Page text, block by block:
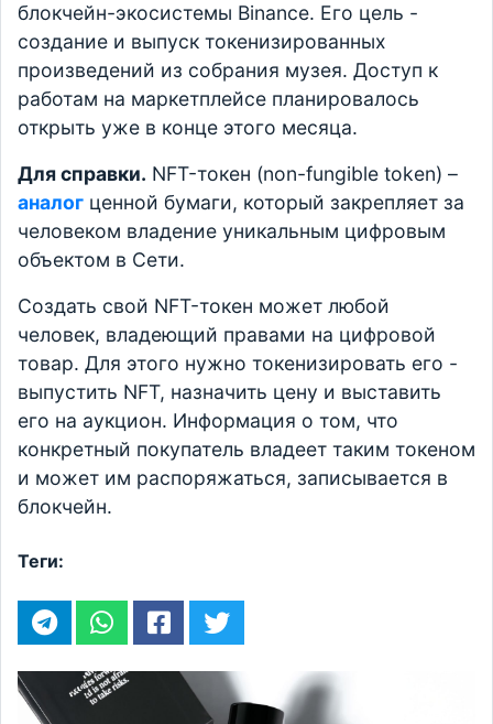
блокчейн-экосистемы Binance. Его цель -
создание и выпуск токенизированных
произведений из собрания музея. Доступ к
работам на маркетплейсе планировалось
открыть уже в конце этого месяца.
Для справки. NFT-токен (non-fungible token) –
аналог ценной бумаги, который закрепляет за
человеком владение уникальным цифровым
объектом в Сети.
Создать свой NFT-токен может любой
человек, владеющий правами на цифровой
товар. Для этого нужно токенизировать его -
выпустить NFT, назначить цену и выставить
его на аукцион. Информация о том, что
конкретный покупатель владеет таким токеном
и может им распоряжаться, записывается в
блокчейн.
Теги: